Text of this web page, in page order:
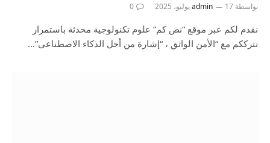
بواسطة admin 17 يوليو، 2025 0
نقدم لكم عبر موقع “نص كم” علوم تكنولوجية محدثة باستمرار
نترككم مع “الأمن الواثق ، “إشارة من أجل الذكاء الاصطناعى”…